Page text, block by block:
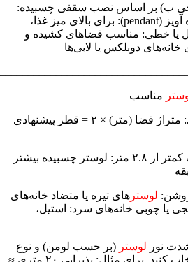
ب) بر اساس نصب سقفی چسبیده:
برای سقف‌های کوتاه آویز (pendant): برای بالای میز غذا،
یا خطی: مناسب فضاهای کشیده و
دوبلکس یا لابی‌ها
مناسب
۱. ابعاد فضا فرمول تقریبی: متراژ فضا (متر) × ۲ = قطر پیشنهادی
۲. ارتفاع سقف برای سقف کمتر از ۲.۸ متر: لوستر چسبیده بیشتر
لوستر های تیره یا متضاد خانه‌های
یا چوبی خانه‌های سرد: استیل،
لوستر (بر حسب لومن) و نوع
لامپ (LED یا معمولی) انتخاب کنید. برای مثال: پذیرایی ۲۰ متری ≈